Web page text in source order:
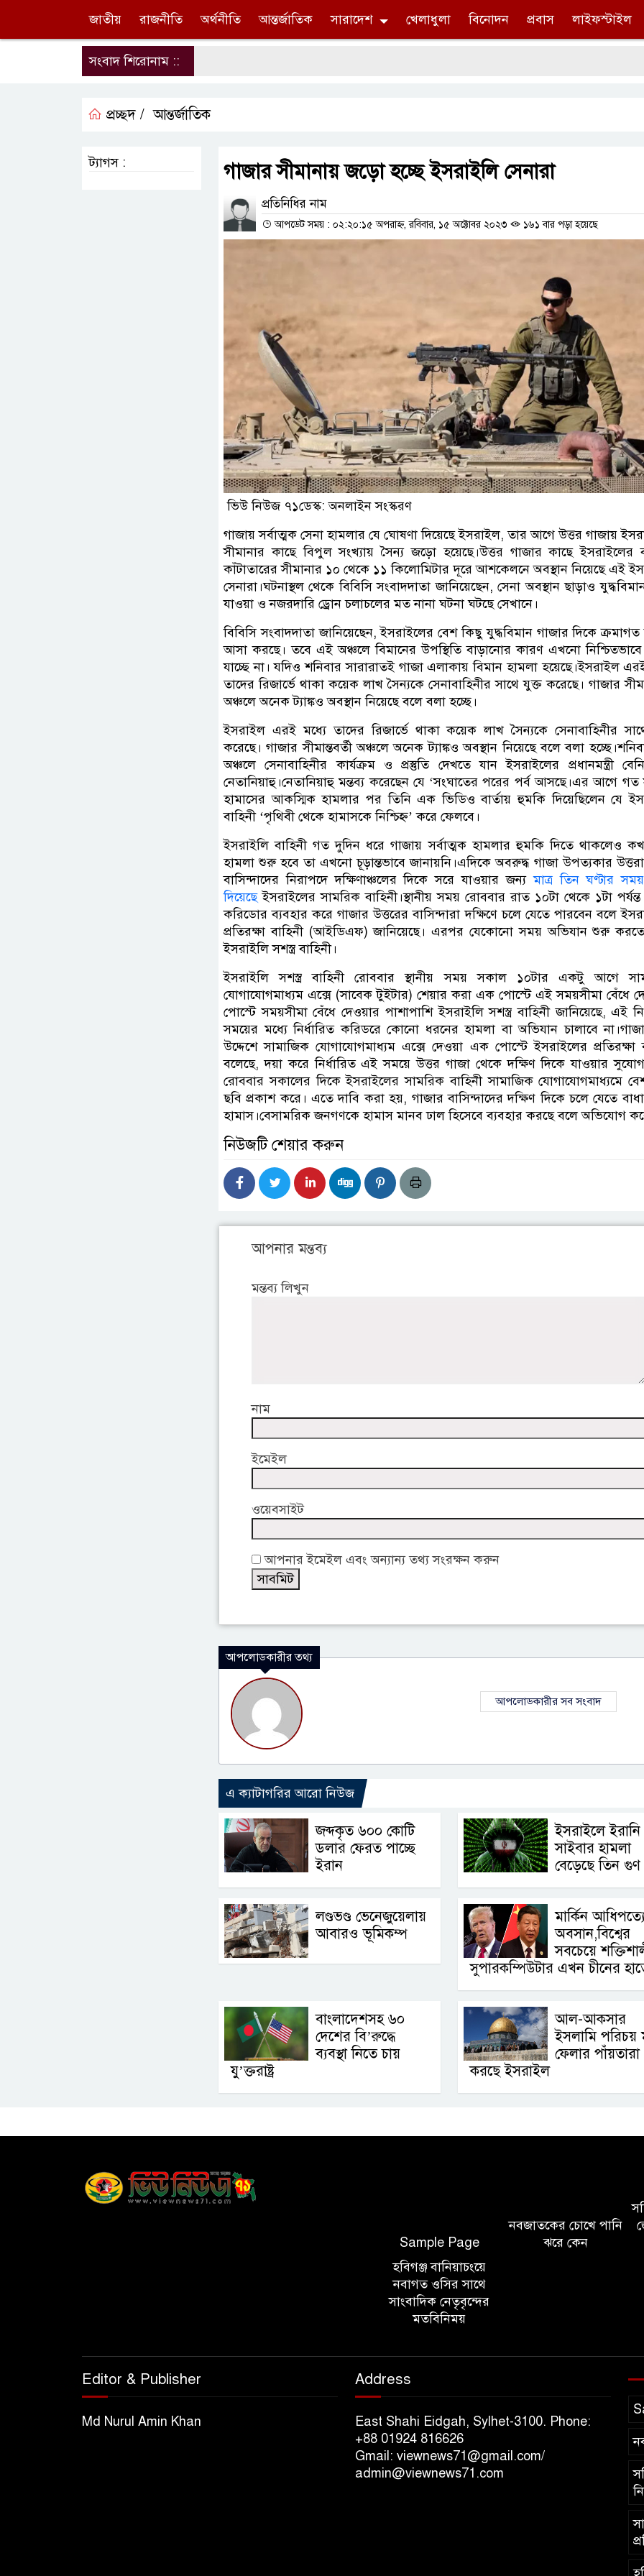
জাতীয় রাজনীতি অর্থনীতি আন্তর্জাতিক সারাদেশ খেলাধুলা বিনোদন প্রবাস লাইফস্টাইল
সংবাদ শিরোনাম ::
প্রচ্ছদ / আন্তর্জাতিক
গাজার সীমানায় জড়ো হচ্ছে ইসরাইলি সেনারা
প্রতিনিধির নাম
আপডেট সময় : ০২:২০:১৫ অপরাহ্ন, রবিবার, ১৫ অক্টোবর ২০২৩ ১৬১ বার পড়া হয়েছে
ভিউ নিউজ ৭১ডেস্ক: অনলাইন সংস্করণ
গাজায় সর্বাত্মক সেনা হামলার যে ঘোষণা দিয়েছে ইসরাইল, তার আগে উত্তর গাজায়
সীমানার কাছে বিপুল সংখ্যায় সৈন্য জড়ো হয়েছে।উত্তর গাজার কাছে ইসরাইলের
কাঁটাতারের সীমানার ১০ থেকে ১১ কিলোমিটার দূরে আশকেলনে অবস্থান নিয়েছে এই
সেনারা।ঘটনাস্থল থেকে বিবিসি সংবাদদাতা জানিয়েছেন, সেনা অবস্থান ছাড়াও
যাওয়া ও নজরদারি ড্রোন চলাচলের মত নানা ঘটনা ঘটছে সেখানে।
বিবিসি সংবাদদাতা জানিয়েছেন, ইসরাইলের বেশ কিছু যুদ্ধবিমান গাজার দিকে ক্রমাগত
আসা করছে। তবে এই অঞ্চলে বিমানের উপস্থিতি বাড়ানোর কারণ এখনো
যাচ্ছে না। যদিও শনিবার সারারাতই গাজা এলাকায় বিমান হামলা হয়েছে।ইসরাইল
তাদের রিজার্ভে থাকা কয়েক লাখ সৈন্যকে সেনাবাহিনীর সাথে যুক্ত করেছে। গাজার
অঞ্চলে অনেক ট্যাঙ্কও অবস্থান নিয়েছে বলে বলা হচ্ছে।
ইসরাইল এরই মধ্যে তাদের রিজার্ভে থাকা কয়েক লাখ সৈন্যকে সেনাবাহিনীর
করেছে। গাজার সীমান্তবর্তী অঞ্চলে অনেক ট্যাঙ্কও অবস্থান নিয়েছে বলে বলা
অঞ্চলে সেনাবাহিনীর কার্যক্রম ও প্রস্তুতি দেখতে যান ইসরাইলের প্রধানমন্ত্রী
নেতানিয়াহু।নেতানিয়াহু মন্তব্য করেছেন যে ‘সংঘাতের পরের পর্ব আসছে।এর আগে গত
হামাসের আকস্মিক হামলার পর তিনি এক ভিডিও বার্তায় হুমকি দিয়েছিলেন যে
বাহিনী ‘পৃথিবী থেকে হামাসকে নিশ্চিহ্ন’ করে ফেলবে।
ইসরাইলি বাহিনী গত দুদিন ধরে গাজায় সর্বাত্মক হামলার হুমকি দিতে থাকলেও
হামলা শুরু হবে তা এখনো চূড়ান্তভাবে জানায়নি।এদিকে অবরুদ্ধ গাজা উপত্যকার
বাসিন্দাদের নিরাপদে দক্ষিণাঞ্চলের দিকে সরে যাওয়ার জন্যমাত্র তিন ঘণ্টার
দিয়েছেইসরাইলের সামরিক বাহিনী।স্থানীয় সময় রোববার রাত ১০টা থেকে ১টা পর্যন্ত
করিডোর ব্যবহার করে গাজার উত্তরের বাসিন্দারা দক্ষিণে চলে যেতে পারবেন বলে
প্রতিরক্ষা বাহিনী (আইডিএফ) জানিয়েছে। এরপর যেকোনো সময় অভিযান শুরু
ইসরাইলি সশস্ত্র বাহিনী।
ইসরাইলি সশস্ত্র বাহিনী রোববার স্থানীয় সময় সকাল ১০টার একটু আগে
যোগাযোগমাধ্যম এক্সে (সাবেক টুইটার) শেয়ার করা এক পোস্টে এই সময়সীমা বেঁধে
পোস্টে সময়সীমা বেঁধে দেওয়ার পাশাপাশি ইসরাইলি সশস্ত্র বাহিনী জানিয়েছে, এই
সময়ের মধ্যে নির্ধারিত করিডরে কোনো ধরনের হামলা বা অভিযান চালাবে
উদ্দেশে সামাজিক যোগাযোগমাধ্যম এক্সে দেওয়া এক পোস্টে ইসরাইলের প্রতিরক্ষা
বলেছে, দয়া করে নির্ধারিত এই সময়ে উত্তর গাজা থেকে দক্ষিণ দিকে যাওয়ার
রোববার সকালের দিকে ইসরাইলের সামরিক বাহিনী সামাজিক যোগাযোগমাধ্যমে
ছবি প্রকাশ করে। এতে দাবি করা হয়, গাজার বাসিন্দাদের দক্ষিণ দিকে চলে যেতে বাধা
হামাস।বেসামরিক জনগণকে হামাস মানব ঢাল হিসেবে ব্যবহার করছে বলে অভিযোগ
নিউজটি শেয়ার করুন
আপনার মন্তব্য
মন্তব্য লিখুন
নাম
ইমেইল
ওয়েবসাইট
আপনার ইমেইল এবং অন্যান্য তথ্য সংরক্ষন করুন
আপলোডকারীর তথ্য
আপলোডকারীর সব সংবাদ
এ ক্যাটাগরির আরো নিউজ
জব্দকৃত ৬০০ কোটি
ডলার ফেরত পাচ্ছে
ইরান
ইসরাইলে ইরানি
সাইবার হামলা
বেড়েছে তিন গুণ
লণ্ডভণ্ড ভেনেজুয়েলায়
আবারও ভূমিকম্প
মার্কিন
অবসান,বিশ্বের
সবচেয়ে
সুপারকম্পিউটার এখন চীনের
বাংলাদেশসহ ৬০
দেশের বি’রুদ্ধে
ব্যবস্থা নিতে চায়
যু’ক্তরাষ্ট্র
আল-আকসার
ইসলামি পরিচয়
ফেলার পাঁয়তারা
করছে ইসরাইল
ট্যাগস :
Sample Page
নবজাতকের চোখে পানি
ঝরে কেন
হবিগঞ্জ বানিয়াচংয়ে
নবাগত ওসির সাথে
সাংবাদিক নেতৃবৃন্দের
মতবিনিময়
Editor & Publisher
Md Nurul Amin Khan
Address
East Shahi Eidgah, Sylhet-3100. Phone:
+88 01924 816626
Gmail: viewnews71@gmail.com/
admin@viewnews71.com